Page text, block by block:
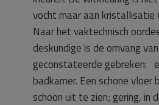
vocht maar aan kristallisatie
Naar het vaktechnisch
deskundige is de omvang
geconstateerde gebreken:
badkamer. Een schone vloer
schoon uit te zien; gering, in